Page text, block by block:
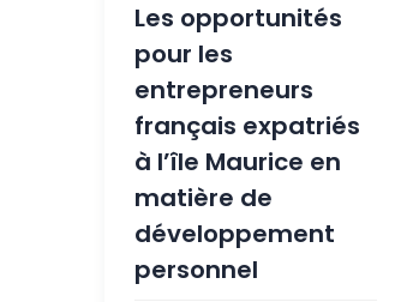
Les opportunités
pour les
entrepreneurs
français expatriés
à l’île Maurice en
matière de
développement
personnel